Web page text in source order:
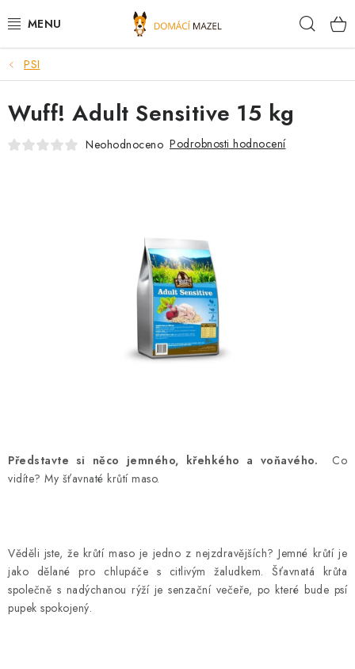
na
DOPORUČUJEME
VÝPRODEJ SKLADU
PSI
HODNOCENÍ OBCHODU
Kontakt Možnosti dopravy
Hodnocení obchodu
Obchodní podmínky
Zásady zpracování osobních údajů
Věrnostní slevy
PSI
Představte si něco jemného, křehkého a voňavého. Co
vidíte? My šťavnaté krůtí maso.
Věděli jste, že krůtí maso je jedno z nejzdravějších? Jemné krůtí je
jako dělané pro chlupáče s citlivým žaludkem. Šťavnatá krůta
společně s nadýchanou rýží je senzační večeře, po které bude psí
pupek spokojený.
Wuff! Adult Sensitive 15 kg
Neohodnoceno Podrobnosti hodnocení